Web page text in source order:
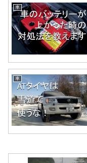
車
車